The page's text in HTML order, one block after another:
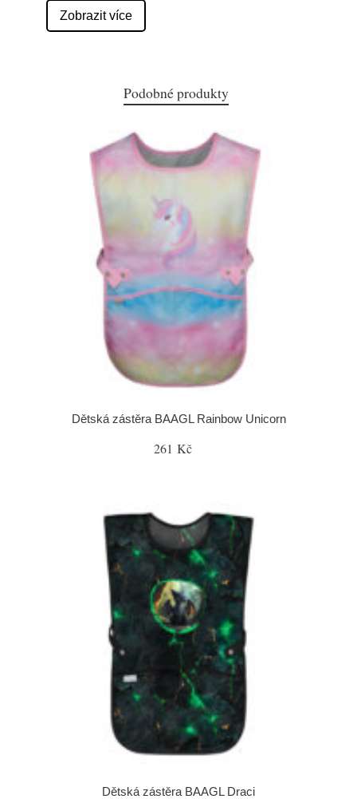
Zobrazit více
Podobné produkty
Dětská zástěra BAAGL Rainbow Unicorn
261 Kč
Dětská zástěra BAAGL Draci